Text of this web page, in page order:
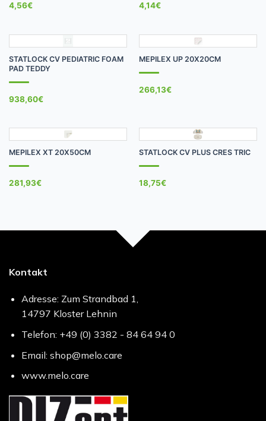
4,56€ 4,14€
STATLOCK CV PEDIATRIC FOAM
PAD TEDDY
938,60€
MEPILEX UP 20X20CM
266,13€
MEPILEX XT 20X50CM
281,93€
STATLOCK CV PLUS CRES TRIC
18,75€
Kontakt
Adresse: Zum Strandbad 1,
14797 Kloster Lehnin
Telefon: +49 (0) 3382 - 84 64 94 0
Email: shop@melo.care
www.melo.care